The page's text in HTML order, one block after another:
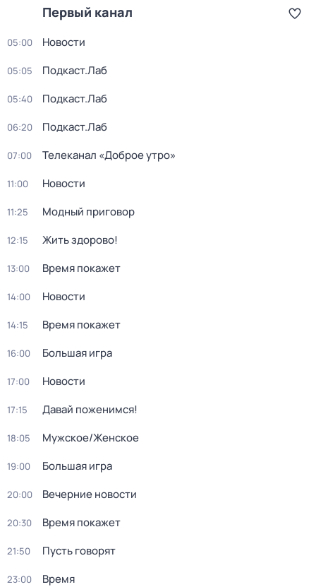
Первый канал
05:00 Новости
05:05 Подкаст.Лаб
05:40 Подкаст.Лаб
06:20 Подкаст.Лаб
07:00 Телеканал «Доброе утро»
11:00 Новости
11:25 Модный приговор
12:15 Жить здорово!
13:00 Время покажет
14:00 Новости
14:15 Время покажет
16:00 Большая игра
17:00 Новости
17:15 Давай поженимся!
18:05 Мужское/Женское
19:00 Большая игра
20:00 Вечерние новости
20:30 Время покажет
21:50 Пусть говорят
23:00 Время